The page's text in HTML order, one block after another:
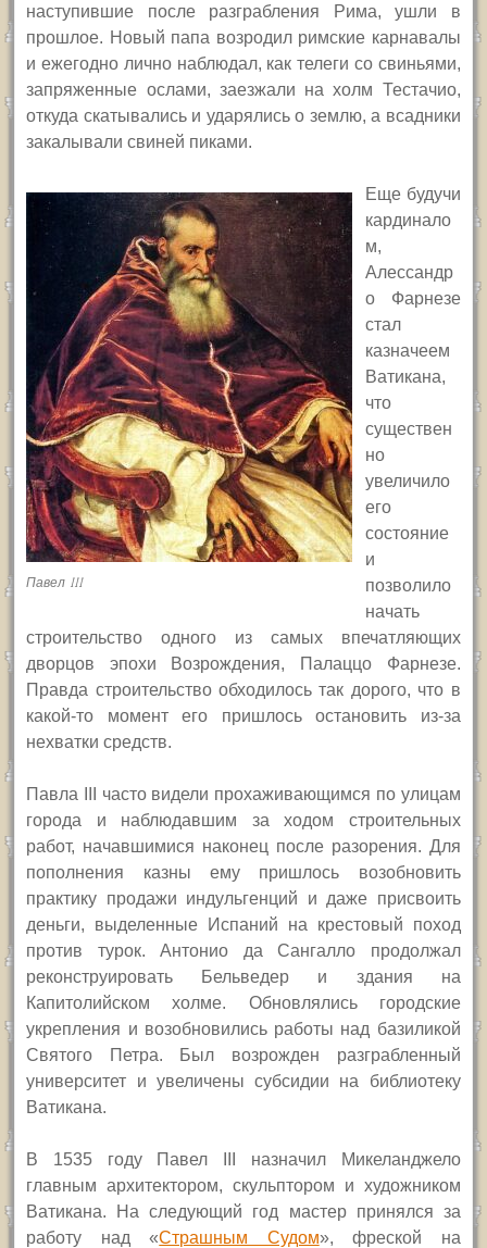
наступившие после разграбления Рима, ушли в
прошлое. Новый папа возродил римские карнавалы
и ежегодно лично наблюдал, как телеги со свиньями,
запряженные ослами, заезжали на холм Тестачио,
откуда скатывались и ударялись о землю, а всадники
закалывали свиней пиками.
Павел III
Еще будучи
кардинало
м,
Алессандр
о Фарнезе
стал
казначеем
Ватикана,
что
существен
но
увеличило
его
состояние
и
позволило
начать
строительство одного из самых впечатляющих
дворцов эпохи Возрождения, Палаццо Фарнезе.
Правда строительство обходилось так дорого, что в
какой-то момент его пришлось остановить из-за
нехватки средств.
Павла
часто видели прохаживающимся по улицам
города и наблюдавшим за ходом строительных
работ, начавшимися наконец после разорения. Для
пополнения казны ему пришлось возобновить
практику продажи индульгенций и даже присвоить
деньги, выделенные Испаний на крестовый поход
против турок. Антонио да Сангалло продолжал
реконструировать Бельведер и здания на
Капитолийском холме. Обновлялись городские
укрепления и возобновились работы над базиликой
Святого Петра. Был возрожден разграбленный
университет и увеличены субсидии на библиотеку
Ватикана.
В 1535 году Павел
назначил Микеланджело
главным архитектором, скульптором и художником
Ватикана. На следующий год мастер принялся за
работу над «Страшным Судом», фреской на